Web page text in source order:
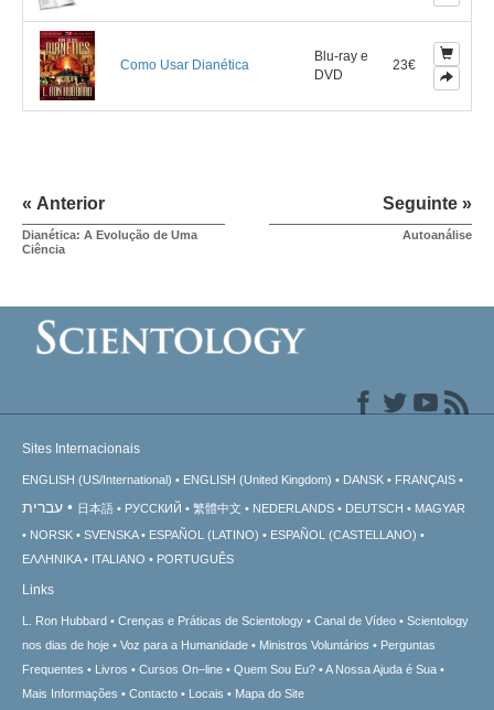
Como Usar Dianética
Blu-ray e
DVD
23€
« Anterior
Dianética: A Evolução de Uma
Ciência
Seguinte »
Autoanálise
Sites Internacionais
ENGLISH (US/International) ENGLISH (United Kingdom) DANSK FRANÇAIS
עברית 日本語 РУССКИЙ 繁體中文 NEDERLANDS DEUTSCH
MAGYAR
NORSK
SVENSKA ESPAÑOL (LATINO)
ESPAÑOL (CASTELLANO)
ΕΛΛΗΝΙΚA
ITALIANO PORTUGUÊS
Links
L. Ron Hubbard Crenças e Práticas de Scientology Canal de Vídeo
Scientology
nos dias de hoje
Voz para a Humanidade Ministros Voluntários
Perguntas
Frequentes
Livros Cursos On–line Quem Sou Eu?
A Nossa Ajuda é Sua
Mais Informações
Contacto Locais Mapa do Site